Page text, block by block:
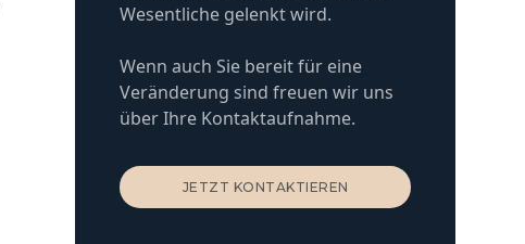
Wesentliche gelenkt wird.
Wenn auch Sie bereit für eine
Veränderung sind freuen wir uns
über Ihre Kontaktaufnahme.
JETZT KONTAKTIEREN